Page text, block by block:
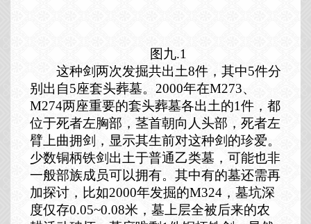
图九.1
这种剑两次发掘共出土8件，其中5件分
别出自5座套头葬墓。 2000年在M273、
M274两座重要的套头葬墓各出土的1件，都
位于死者左胸部，茎首朝向人头部，死者左
臂上曲拥剑，显示其生前对这种剑的珍爱。
少数铜柄铁剑出土于普通乙类墓，可能也非
一般部族成员可以拥有。其中有的墓还需再
加探讨，比如2000年发掘的M324，墓坑深
度仅存0.05~0.08米，墓上层全被后来的农